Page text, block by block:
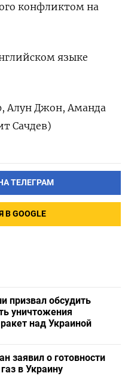
конфликтом на
языке
Алун Джон, Аманда
Сачдев)
ТЕЛЕГРАМ
GOOGLE
призвал обсудить
уничтожения
над Украиной
заявил о готовности
в Украину